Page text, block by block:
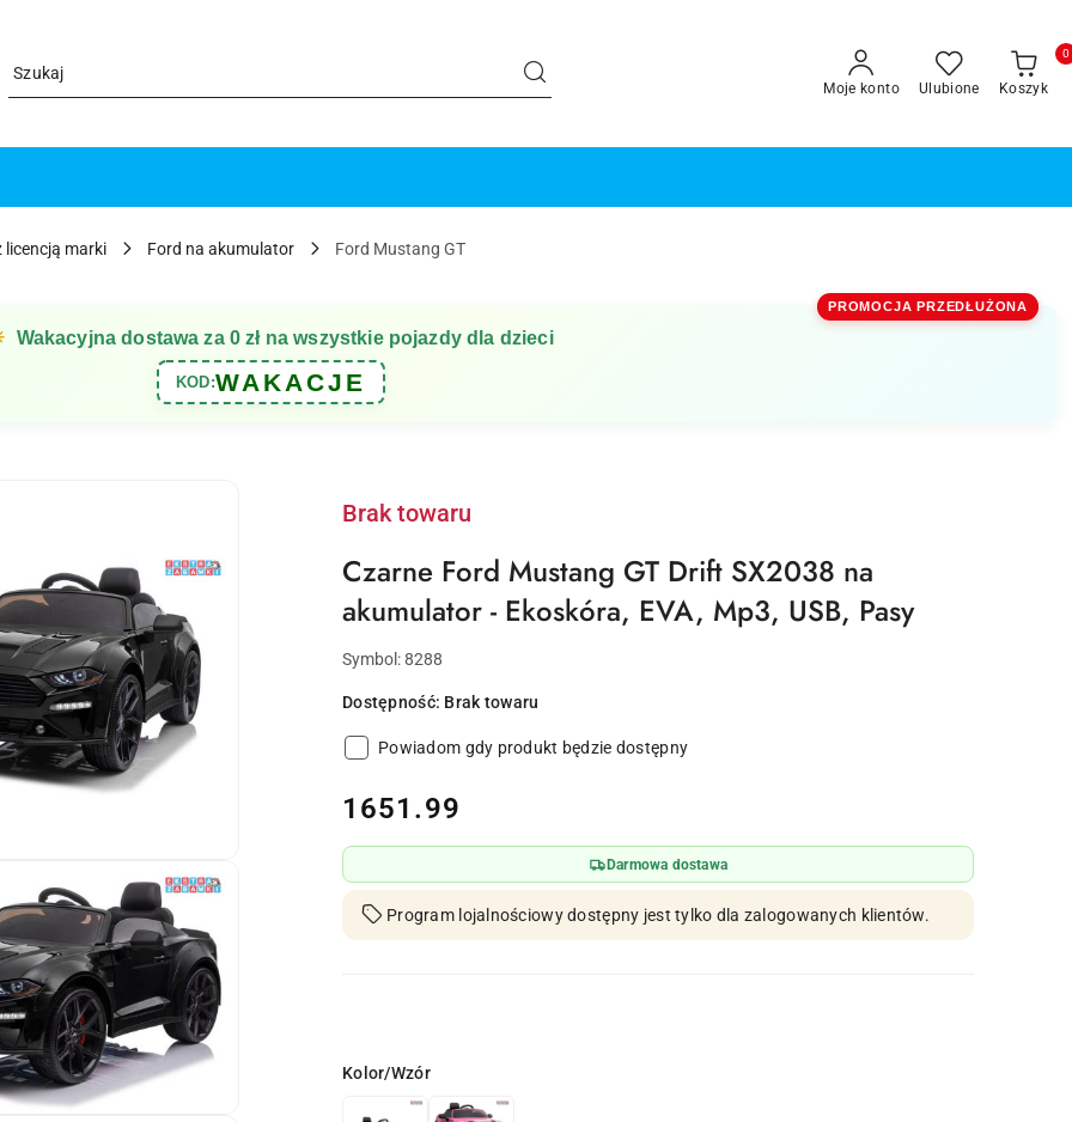
Moje konto Ulubione Koszyk
0
licencją marki Ford na akumulator Ford Mustang GT
PROMOCJA PRZEDŁUŻONA
Wakacyjna dostawa za 0 zł na wszystkie pojazdy dla dzieci
KOD:WAKACJE
Brak towaru
Czarne Ford Mustang GT Drift SX2038 na
akumulator - Ekoskóra, EVA, Mp3, USB, Pasy
Symbol:8288
Dostępność: Brak towaru
Powiadom gdy produkt będzie dostępny
cena:
1651.99
Darmowa dostawa
Program lojalnościowy dostępny jest tylko dla zalogowanych klientów.
Wariant
Kolor/Wzór